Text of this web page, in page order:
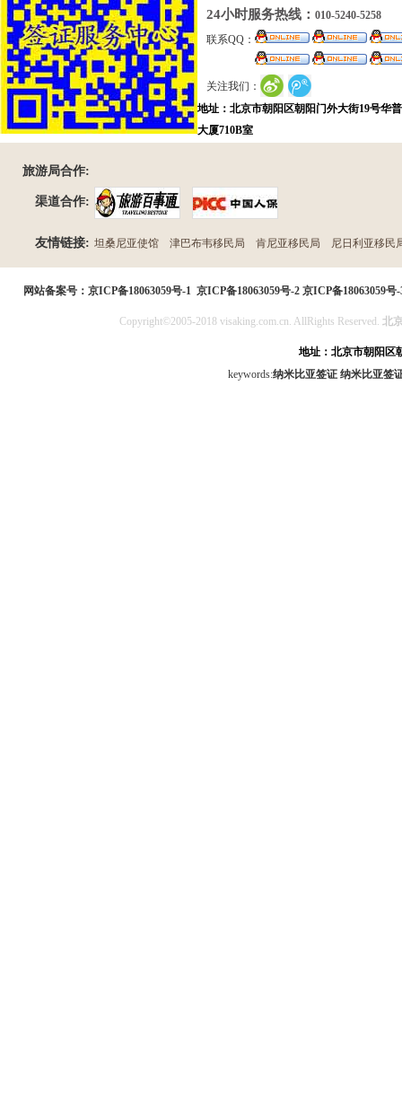
24小时服务热线： 010-5240-5258
联系QQ：
关注我们：
地址：北京市朝阳区朝阳门外大街19号华
大厦710B室
旅游局合作:
渠道合作:
友情链接: 坦桑尼亚使馆 津巴布韦移民局 肯尼亚移民局 尼日利亚移民
网站备案号： 京ICP备18063059号-1 京ICP备18063059号-2 京ICP备18063059号-
Copyright©2005-2018 visaking.com.cn. AllRights Reserved. 北
地址：北京市朝阳区
keywords:纳米比亚签证 纳米比亚签